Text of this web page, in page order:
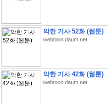
악한 기사 52화 (웹툰)
webtoon.daum.net
악한 기사 42화 (웹툰)
webtoon.daum.net